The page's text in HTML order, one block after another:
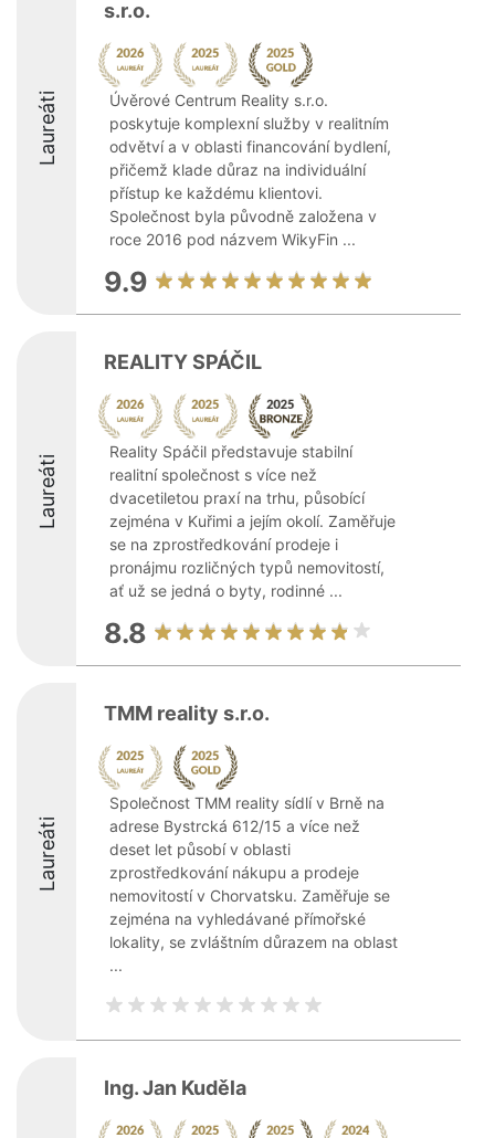
Laureáti
s.r.o.
Úvěrové Centrum Reality s.r.o.
poskytuje komplexní služby v realitním
odvětví a v oblasti financování bydlení,
přičemž klade důraz na individuální
přístup ke každému klientovi.
Společnost byla původně založena v
roce 2016 pod názvem WikyFin ...
9.9
Laureáti
REALITY SPÁČIL
Reality Spáčil představuje stabilní
realitní společnost s více než
dvacetiletou praxí na trhu, působící
zejména v Kuřimi a jejím okolí. Zaměřuje
se na zprostředkování prodeje i
pronájmu rozličných typů nemovitostí,
ať už se jedná o byty, rodinné ...
8.8
Laureáti
TMM reality s.r.o.
Společnost TMM reality sídlí v Brně na
adrese Bystrcká 612/15 a více než
deset let působí v oblasti
zprostředkování nákupu a prodeje
nemovitostí v Chorvatsku. Zaměřuje se
zejména na vyhledávané přímořské
lokality, se zvláštním důrazem na oblast
...
Ing. Jan Kuděla